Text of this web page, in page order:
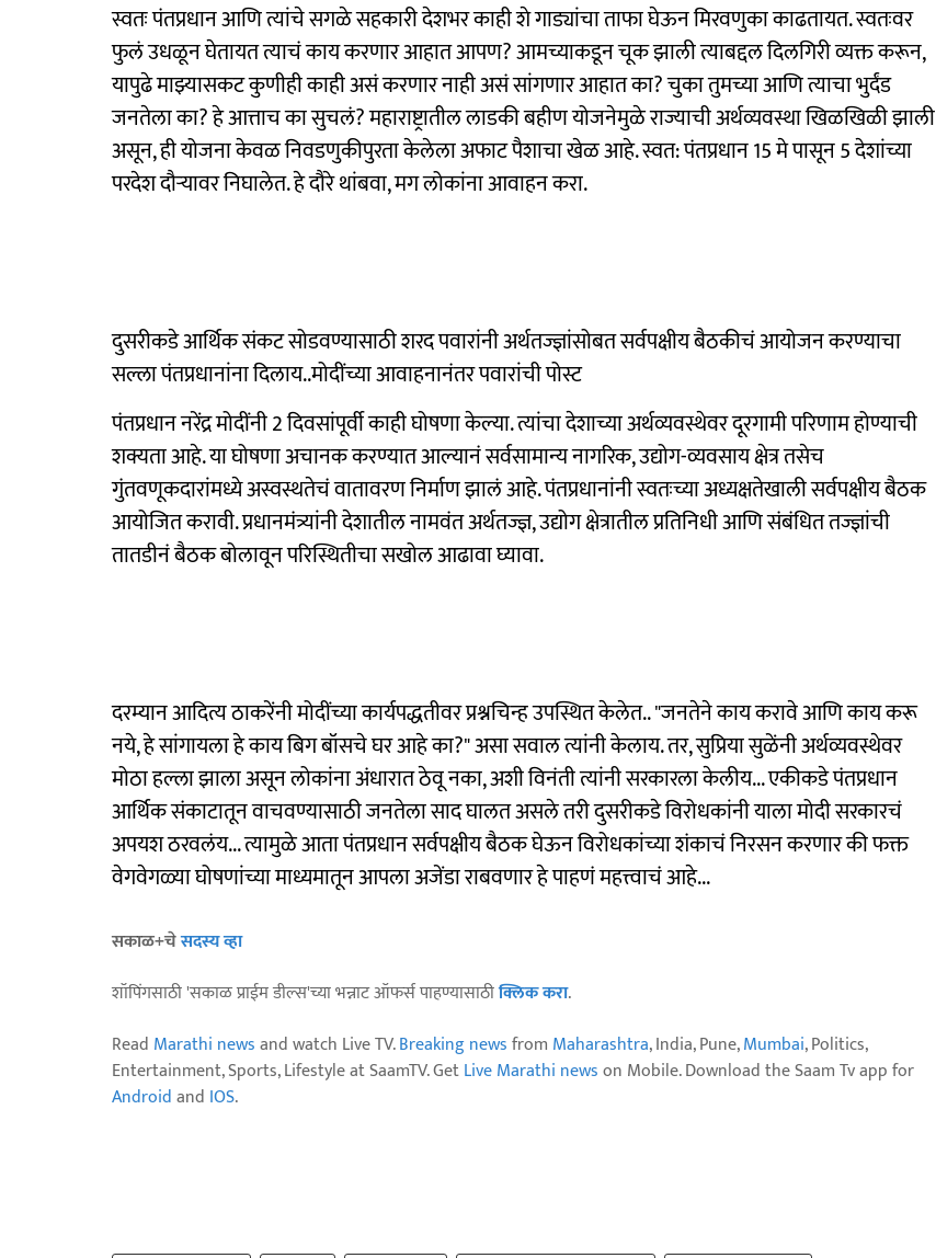
स्वतः पंतप्रधान आणि त्यांचे सगळे सहकारी देशभर काही शे गाड्यांचा ताफा घेऊन मिरवणुका काढतायत. स्वतःवर
फुलं उधळून घेतायत त्याचं काय करणार आहात आपण? आमच्याकडून चूक झाली त्याबद्दल दिलगिरी व्यक्त करून,
यापुढे माझ्यासकट कुणीही काही असं करणार नाही असं सांगणार आहात का? चुका तुमच्या आणि त्याचा भुर्दंड
जनतेला का? हे आत्ताच का सुचलं? महाराष्ट्रातील लाडकी बहीण योजनेमुळे राज्याची अर्थव्यवस्था खिळखिळी झाली
असून, ही योजना केवळ निवडणुकीपुरता केलेला अफाट पैशाचा खेळ आहे. स्वत: पंतप्रधान 15 मे पासून 5 देशांच्या
परदेश दौऱ्यावर निघालेत. हे दौरे थांबवा, मग लोकांना आवाहन करा.
दुसरीकडे आर्थिक संकट सोडवण्यासाठी शरद पवारांनी अर्थतज्ज्ञांसोबत सर्वपक्षीय बैठकीचं आयोजन करण्याचा
सल्ला पंतप्रधानांना दिलाय..मोदींच्या आवाहनानंतर पवारांची पोस्ट
पंतप्रधान नरेंद्र मोदींनी 2 दिवसांपूर्वी काही घोषणा केल्या. त्यांचा देशाच्या अर्थव्यवस्थेवर दूरगामी परिणाम होण्याची
शक्यता आहे. या घोषणा अचानक करण्यात आल्यानं सर्वसामान्य नागरिक, उद्योग-व्यवसाय क्षेत्र तसेच
गुंतवणूकदारांमध्ये अस्वस्थतेचं वातावरण निर्माण झालं आहे. पंतप्रधानांनी स्वतःच्या अध्यक्षतेखाली सर्वपक्षीय बैठक
आयोजित करावी. प्रधानमंत्र्यांनी देशातील नामवंत अर्थतज्ज्ञ, उद्योग क्षेत्रातील प्रतिनिधी आणि संबंधित तज्ज्ञांची
तातडीनं बैठक बोलावून परिस्थितीचा सखोल आढावा घ्यावा.
दरम्यान आदित्य ठाकरेंनी मोदींच्या कार्यपद्धतीवर प्रश्नचिन्ह उपस्थित केलेत.. "जनतेने काय करावे आणि काय करू
नये, हे सांगायला हे काय बिग बॉसचे घर आहे का?" असा सवाल त्यांनी केलाय. तर, सुप्रिया सुळेंनी अर्थव्यवस्थेवर
मोठा हल्ला झाला असून लोकांना अंधारात ठेवू नका, अशी विनंती त्यांनी सरकारला केलीय... एकीकडे पंतप्रधान
आर्थिक संकाटातून वाचवण्यासाठी जनतेला साद घालत असले तरी दुसरीकडे विरोधकांनी याला मोदी सरकारचं
अपयश ठरवलंय... त्यामुळे आता पंतप्रधान सर्वपक्षीय बैठक घेऊन विरोधकांच्या शंकाचं निरसन करणार की फक्त
वेगवेगळ्या घोषणांच्या माध्यमातून आपला अजेंडा राबवणार हे पाहणं महत्त्वाचं आहे...
सकाळ+चेसदस्य व्हा
शॉपिंगसाठी 'सकाळ प्राईम डील्स'च्या भन्नाट ऑफर्स पाहण्यासाठीक्लिक करा.
Read Marathi newsand watch Live TV.Breaking newsfrom Maharashtra, India, Pune,Mumbai, Politics,
Entertainment, Sports, Lifestyle at SaamTV. GetLive Marathi newson Mobile. Download the Saam Tv app for
Androidand IOS.